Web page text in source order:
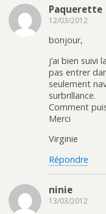
Paquerette
12/03/2012
bonjour,
j’ai bien suivi
pas entrer
seulement
surbrillance.
Comment
Merci
Virginie
Répondre
ninie
13/03/2012